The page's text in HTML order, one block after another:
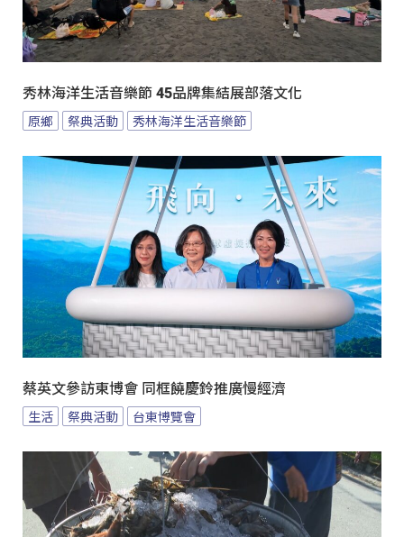
秀林海洋生活音樂節 45品牌集結展部落文化
原鄉 祭典活動 秀林海洋生活音樂節
蔡英文參訪東博會 同框饒慶鈴推廣慢經濟
生活 祭典活動 台東博覽會